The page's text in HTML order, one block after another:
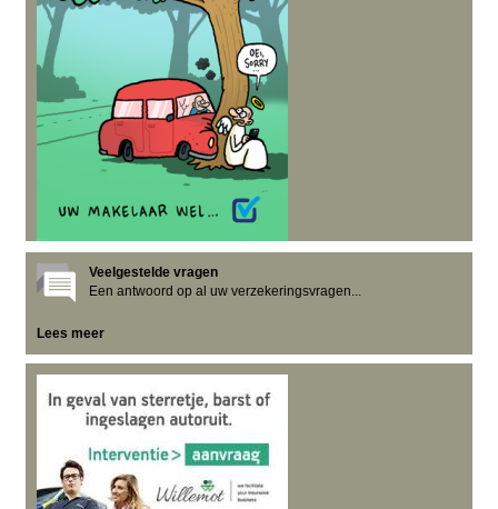
Veelgestelde vragen
Een antwoord op al uw verzekeringsvragen...
Lees meer